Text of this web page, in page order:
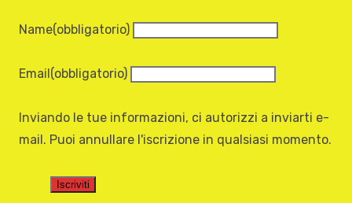
Name(obbligatorio)
Email(obbligatorio)
Inviando le tue informazioni, ci autorizzi a inviarti e-
mail. Puoi annullare l'iscrizione in qualsiasi momento.
Iscriviti